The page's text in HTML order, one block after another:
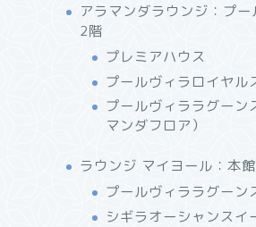
アラマンダラウンジ：プ
2階
プレミアハウス
プールヴィラロイヤル
プールヴィララグーン
マンダフロア）
ラウンジ マイヨール：本
プールヴィララグーン
シギラオーシャンスイ